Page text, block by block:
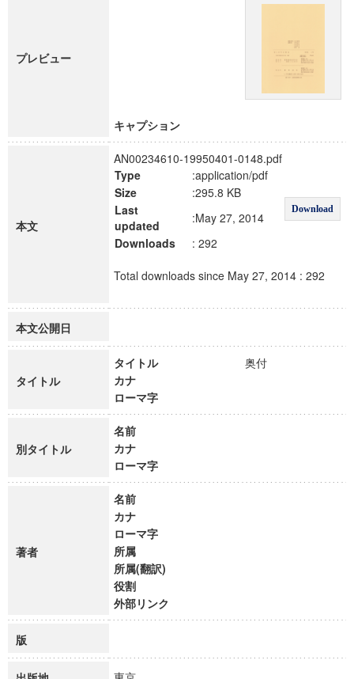
プレビュー
キャプション
本文
AN00234610-19950401-0148.pdf
Type
:application/pdf
Download
Size
:295.8 KB
Last
updated
:May 27, 2014
Downloads
: 292
Total downloads since May 27, 2014 : 292
本文公開日
タイトル
タイトル
奥付
カナ
ローマ字
別タイトル
名前
カナ
ローマ字
著者
名前
カナ
ローマ字
所属
所属(翻訳)
役割
外部リンク
版